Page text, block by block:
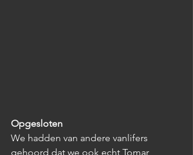
Opgesloten
We hadden van andere vanlifers
gehoord dat we ook echt Tomar